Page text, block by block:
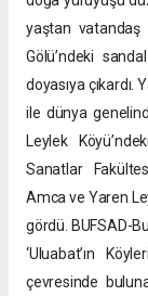
yaştan
Gölü’ndeki
doyasıya çıkardı.
ile dünya
Leylek
Sanatlar
Amca ve Yaren
gördü. BUFSAD-
‘Uluabat’ın
çevresinde